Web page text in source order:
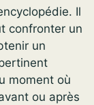
Il
confronter un
un
moment où
ou après